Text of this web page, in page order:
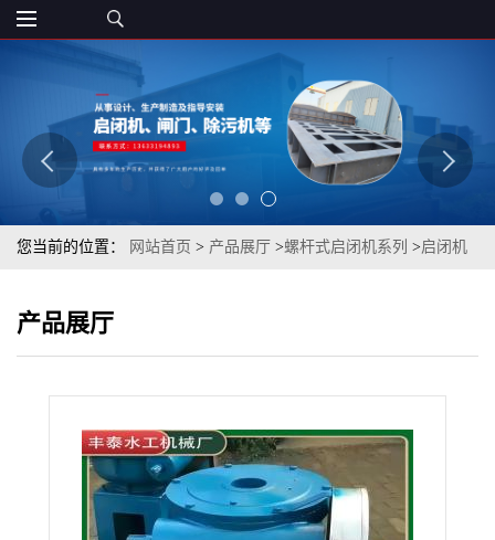
您当前的位置： 网站首页 > 产品展厅 >螺杆式启闭机系列 >启闭机
产品展厅